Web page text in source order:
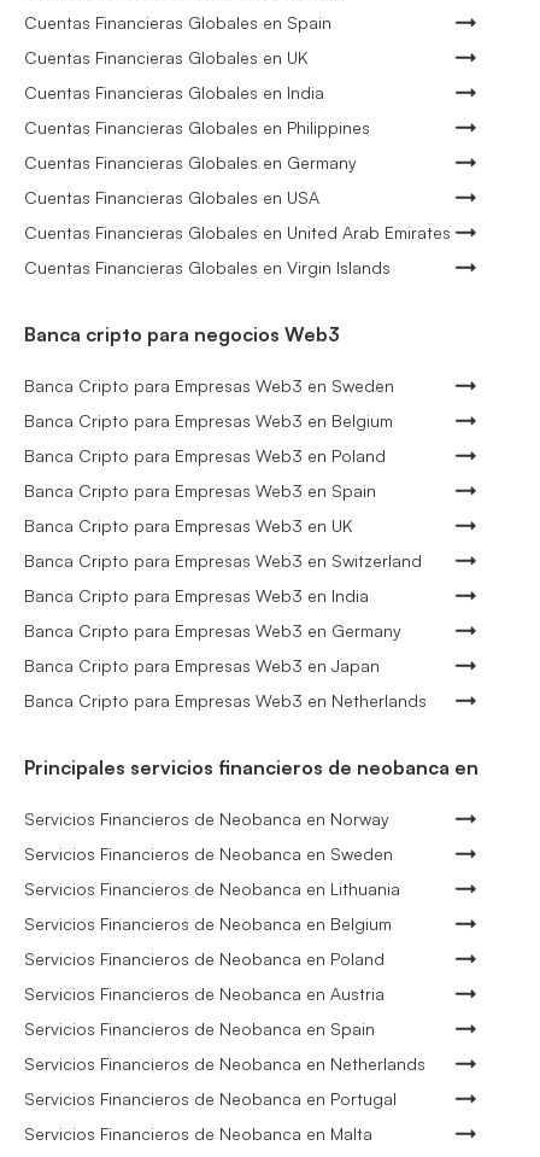
Cuentas Financieras Globales en Spain
Cuentas Financieras Globales en UK
Cuentas Financieras Globales en India
Cuentas Financieras Globales en Philippines
Cuentas Financieras Globales en Germany
Cuentas Financieras Globales en USA
Cuentas Financieras Globales en United Arab Emirates
Cuentas Financieras Globales en Virgin Islands
Banca cripto para negocios Web3
Banca Cripto para Empresas Web3 en Sweden
Banca Cripto para Empresas Web3 en Belgium
Banca Cripto para Empresas Web3 en Poland
Banca Cripto para Empresas Web3 en Spain
Banca Cripto para Empresas Web3 en UK
Banca Cripto para Empresas Web3 en Switzerland
Banca Cripto para Empresas Web3 en India
Banca Cripto para Empresas Web3 en Germany
Banca Cripto para Empresas Web3 en Japan
Banca Cripto para Empresas Web3 en Netherlands
Principales servicios financieros de neobanca en
Servicios Financieros de Neobanca en Norway
Servicios Financieros de Neobanca en Sweden
Servicios Financieros de Neobanca en Lithuania
Servicios Financieros de Neobanca en Belgium
Servicios Financieros de Neobanca en Poland
Servicios Financieros de Neobanca en Austria
Servicios Financieros de Neobanca en Spain
Servicios Financieros de Neobanca en Netherlands
Servicios Financieros de Neobanca en Portugal
Servicios Financieros de Neobanca en Malta